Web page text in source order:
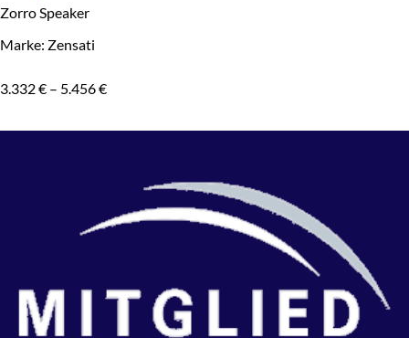
Zorro Speaker
Marke: Zensati
3.332€ – 5.456€